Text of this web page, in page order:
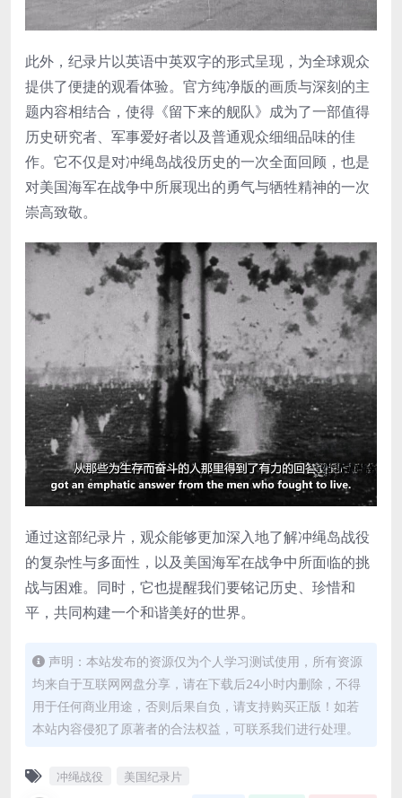
此外，纪录片以英语中英双字的形式呈现，为全球观众
提供了便捷的观看体验。官方纯净版的画质与深刻的主
题内容相结合，使得《留下来的舰队》成为了一部值得
历史研究者、军事爱好者以及普通观众细细品味的佳
作。它不仅是对冲绳岛战役历史的一次全面回顾，也是
对美国海军在战争中所展现出的勇气与牺牲精神的一次
崇高致敬。
通过这部纪录片，观众能够更加深入地了解冲绳岛战役
的复杂性与多面性，以及美国海军在战争中所面临的挑
战与困难。同时，它也提醒我们要铭记历史、珍惜和
平，共同构建一个和谐美好的世界。
声明：本站发布的资源仅为个人学习测试使用，所有资源
均来自于互联网网盘分享，请在下载后24小时内删除，不得
用于任何商业用途，否则后果自负，请支持购买正版！如若
本站内容侵犯了原著者的合法权益，可联系我们进行处理。
冲绳战役 美国纪录片